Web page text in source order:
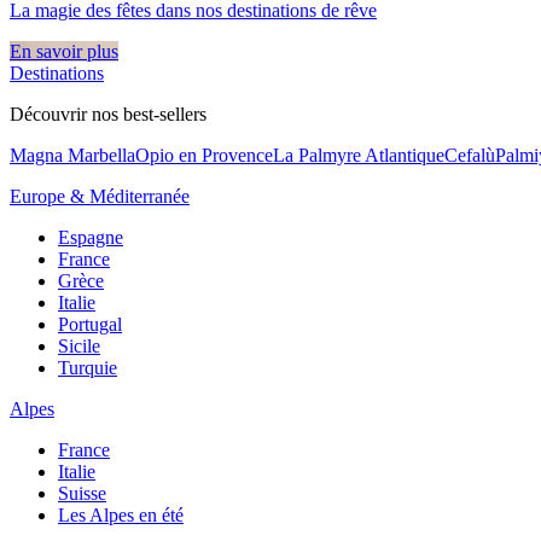
La magie des fêtes dans nos destinations de rêve​
En savoir plus
Destinations
Découvrir nos best-sellers
Magna MarbellaOpio en ProvenceLa Palmyre AtlantiqueCefalù
Europe & Méditerranée
Espagne
France
Grèce
Italie
Portugal
Sicile
Turquie
Alpes
France
Italie
Suisse
Les Alpes en été